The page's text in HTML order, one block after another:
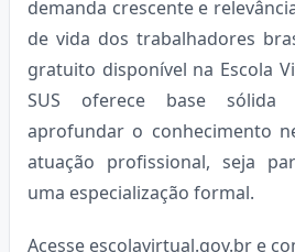
demanda crescente e
de vida dos trabalhadores
gratuito disponível na Escola
SUS oferece base
aprofundar o conhecimento
atuação profissional, seja
uma especialização formal.
Acesse escolavirtual.gov.br e